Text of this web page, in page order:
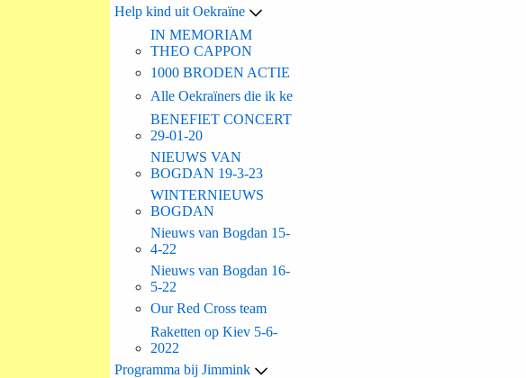
Help kind uit Oekraïne
IN MEMORIAM
THEO CAPPON
1000 BRODEN ACTIE
Alle Oekraïners die ik ke
BENEFIET CONCERT
29-01-20
NIEUWS VAN
BOGDAN 19-3-23
WINTERNIEUWS
BOGDAN
Nieuws van Bogdan 15-
4-22
Nieuws van Bogdan 16-
5-22
Our Red Cross team
Raketten op Kiev 5-6-
2022
Programma bij Jimmink